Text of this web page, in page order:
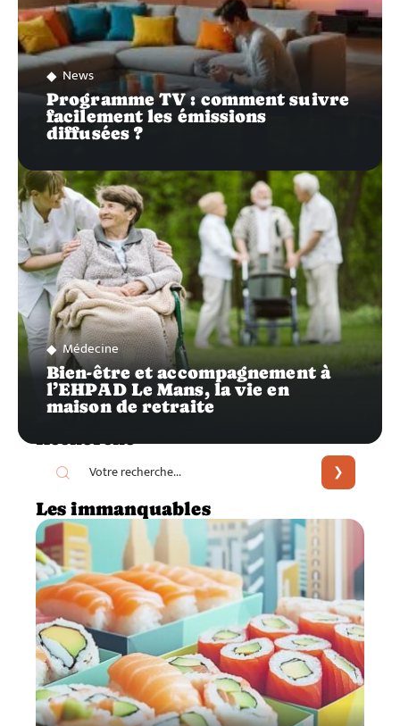
News
Programme TV : comment suivre
facilement les émissions
diffusées ?
Médecine
Bien-être et accompagnement à
l’EHPAD Le Mans, la vie en
maison de retraite
Recherche
Les immanquables